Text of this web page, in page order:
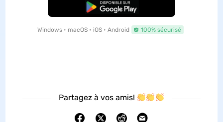
TÉLÉCHARGER
Windows • macOS • iOS • Android 100% sécurisé
Partagez à vos amis!